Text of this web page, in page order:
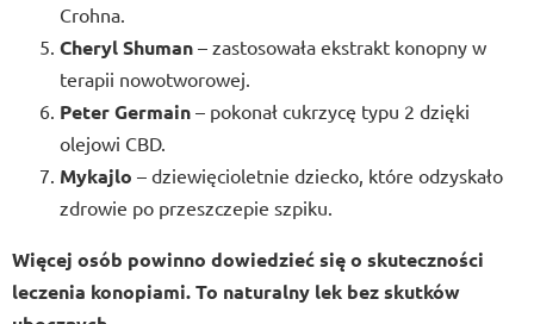
Crohna.
Cheryl Shuman – zastosowała ekstrakt konopny w
terapii nowotworowej.
Peter Germain – pokonał cukrzycę typu 2 dzięki
olejowi CBD.
Mykajlo – dziewięcioletnie dziecko, które odzyskało
zdrowie po przeszczepie szpiku.
Więcej osób powinno dowiedzieć się o skuteczności
leczenia konopiami. To naturalny lek bez skutków